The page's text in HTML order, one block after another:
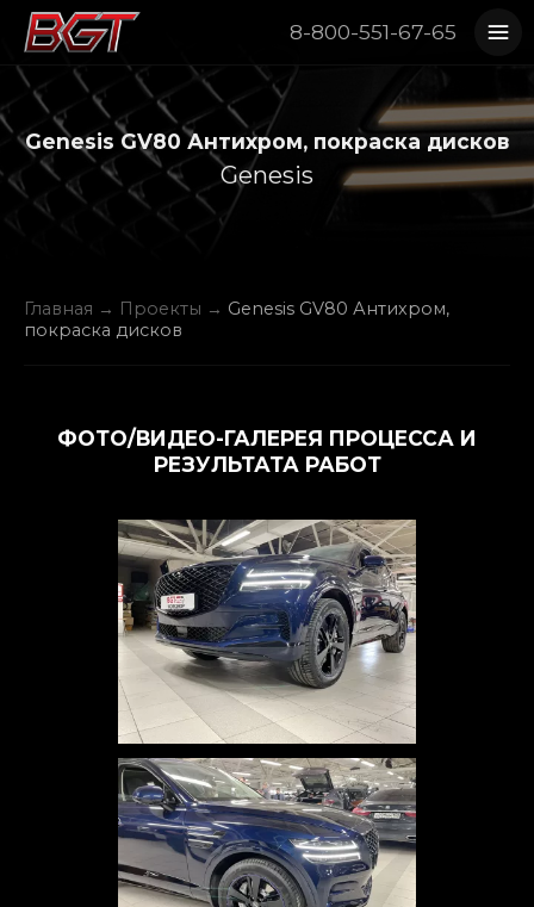
Genesis GV80 Антихром, покраска дисков
Genesis
8-800-551-67-65
Главная → Проекты → Genesis GV80 Антихром,
покраска дисков
ФОТО/ВИДЕО-ГАЛЕРЕЯ ПРОЦЕССА И
РЕЗУЛЬТАТА РАБОТ